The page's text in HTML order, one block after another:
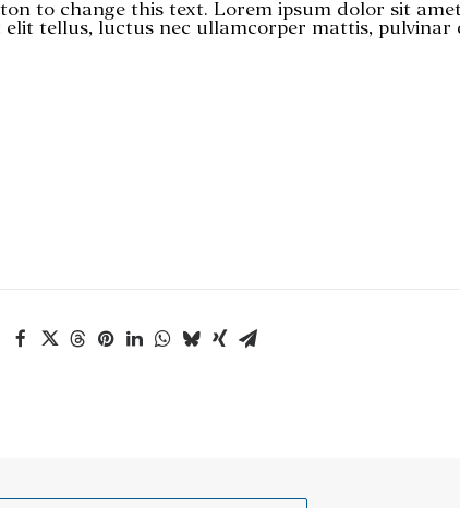
to change this text. Lorem ipsum dolor sit
tellus, luctus nec ullamcorper mattis, pulvinar